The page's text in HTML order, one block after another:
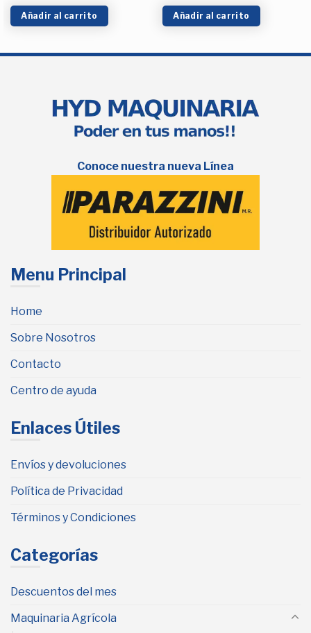
Añadir al carrito Añadir al carrito
Conoce nuestra nueva Línea
Menu Principal
Home
Sobre Nosotros
Contacto
Centro de ayuda
Enlaces Útiles
Envíos y devoluciones
Política de Privacidad
Términos y Condiciones
Categorías
Descuentos del mes
Maquinaria Agrícola